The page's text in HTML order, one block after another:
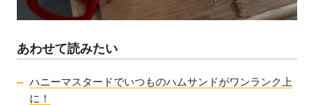
あわせて読みたい
ハニーマスタードでいつものハムサンドがワンランク上
に！